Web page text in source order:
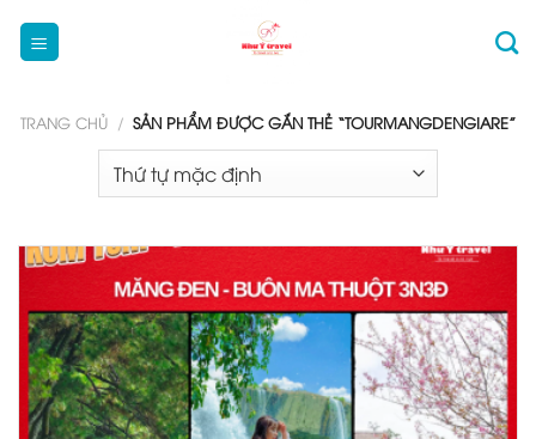
qua
TRANG CHỦ / SẢN PHẨM ĐƯỢC GẮN THẺ “TOURMANGDENGIARE”